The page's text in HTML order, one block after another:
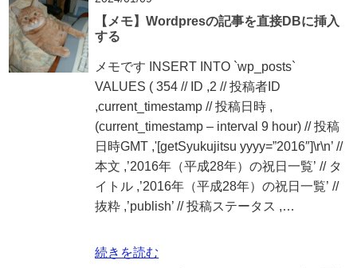
【メモ】Wordpresの記事を直接DBに挿入
する
メモです INSERT INTO `wp_posts`
VALUES ( 354 // ID ,2 // 投稿者ID
,current_timestamp // 投稿日時 ,
(current_timestamp – interval 9 hour) // 投稿
日時GMT ,'[getSyukujitsu yyyy=”2016″]\r\n’ //
本文 ,’2016年（平成28年）の祝日一覧’ // タ
イトル ,’2016年（平成28年）の祝日一覧’ //
抜粋 ,’publish’ // 投稿ステータス ,…
続きを読む